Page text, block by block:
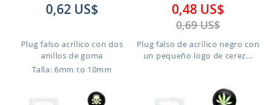
0,62 US$
Plug falso acrílico con dos
anillos de goma
Talla: 6mm to 10mm
0,48 US$
0,69 US$
Plug falso de acrílico negro con
un pequeño logo de cerez...